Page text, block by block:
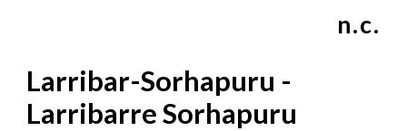
n.c.
Larribar-Sorhapuru -
Larribarre Sorhapuru